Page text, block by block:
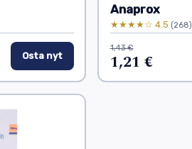
Osta nyt
Anaprox
★★★★☆ 4.5 (268)
1,43 €
1,21 €